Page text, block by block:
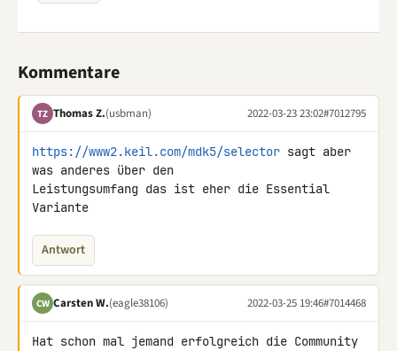
Kommentare
TZ Thomas Z.(usbman) 2022-03-23 23:02#7012795
https://www2.keil.com/mdk5/selector sagt aber
was anderes über den
Leistungsumfang das ist eher die Essential
Variante
Antwort
CW Carsten W.(eagle38106) 2022-03-25 19:46#7014468
Hat schon mal jemand erfolgreich die Community